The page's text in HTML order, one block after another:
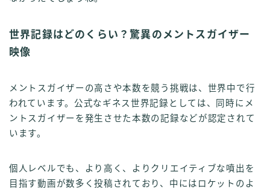
世界記録はどのくらい？驚異のメントスガイザー
映像
メントスガイザーの高さや本数を競う挑戦は、世界中で行
われています。公式なギネス世界記録としては、同時にメ
ントスガイザーを発生させた本数の記録などが認定されて
います。
個人レベルでも、より高く、よりクリエイティブな噴出を
目指す動画が数多く投稿されており、中にはロケットのよ